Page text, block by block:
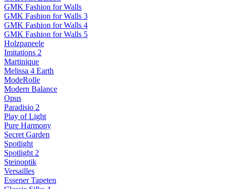
GMK Fashion for Walls
GMK Fashion for Walls 3
GMK Fashion for Walls 4
GMK Fashion for Walls 5
Holzpaneele
Imitations 2
Martinique
Melissa 4 Earth
ModeRolle
Modern Balance
Opus
Paradisio 2
Play of Light
Pure Harmony
Secret Garden
Spotlight
Spotlight 2
Steinoptik
Versailles
Essener Tapeten